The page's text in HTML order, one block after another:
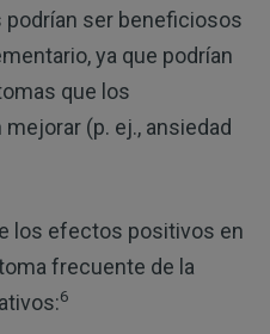
ser beneficiosos
ya que podrían
que los
(p. ej., ansiedad
los efectos positivos en
frecuente de la
6